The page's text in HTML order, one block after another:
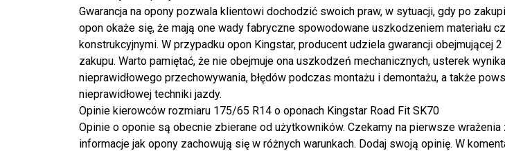
Gwarancja na opony pozwala klientowi dochodzić swoich praw, w sytuacji, gdy po
opon okaże się, że mają one wady fabryczne spowodowane uszkodzeniem materiału
konstrukcyjnymi. W przypadku opon Kingstar, producent udziela gwarancji obejmującej
zakupu. Warto pamiętać, że nie obejmuje ona uszkodzeń mechanicznych, usterek
nieprawidłowego przechowywania, błędów podczas montażu i demontażu, a także
nieprawidłowej techniki jazdy.
Opinie kierowców rozmiaru 175/65 R14 o oponach Kingstar Road Fit SK70
Opinie o oponie są obecnie zbierane od użytkowników. Czekamy na pierwsze wrażenia
informacje jak opony zachowują się w różnych warunkach. Dodaj swoją opinię. W